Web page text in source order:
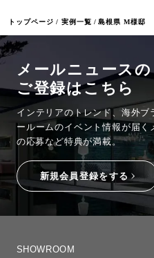
トップページ 実例一覧 島根県 M様邸
メールニュースの
ご登録はこちら
インテリアのトレンド、海外
ールームのイベント情報が届く
の応募など特典が満載。
新規会員登録をする
SHOWROOM